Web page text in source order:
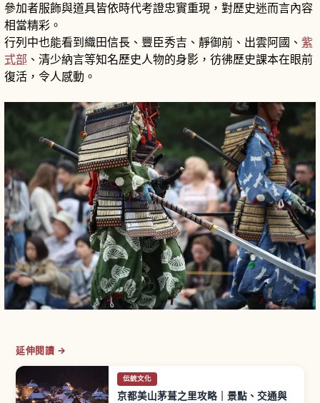
參加者服飾與道具皆依時代考證忠實重現，對歷史迷而言內容
相當精彩。
行列中也能看到織田信長、豐臣秀吉、靜御前、出雲阿國、 紫
式部 、清少納言等知名歷史人物的身影，彷彿歷史課本在眼前
復活，令人感動。
延伸閱讀 →
伝統文化
京都美山茅葺之里攻略｜景點、交通與